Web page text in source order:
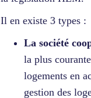
Il en existe 3 types :
La société
la plus
logements en
gestion des